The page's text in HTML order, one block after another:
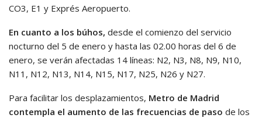
CO3, E1 y Exprés Aeropuerto.
En cuanto a los búhos, desde el comienzo del servicio
nocturno del 5 de enero y hasta las 02.00 horas del 6 de
enero, se verán afectadas 14 líneas: N2, N3, N8, N9, N10,
N11, N12, N13, N14, N15, N17, N25, N26 y N27.
Para facilitar los desplazamientos, Metro de Madrid
contempla el aumento de las frecuencias de paso de los